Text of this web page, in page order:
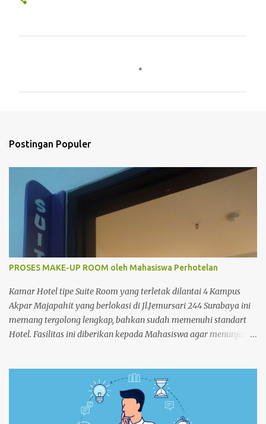
Postingan Populer
PROSES MAKE-UP ROOM oleh Mahasiswa Perhotelan
Kamar Hotel tipe Suite Room yang terletak dilantai 4 Kampus
Akpar Majapahit yang berlokasi di Jl.Jemursari 244 Surabaya ini
memang tergolong lengkap, bahkan sudah memenuhi standart
Hotel. Fasilitas ini diberikan kepada Mahasiswa agar menunjang
up Room dikamar Hotel Kampus Akpar Majapahit. Adapun
proses Make-up room adalah : 1. SET UP TROLLEY : Bersihkan
trolley menggunakan dust cloth dari atas ke bawah 2.
Masukkan perlengkapan kamar tamu dan peralatan kebersihan